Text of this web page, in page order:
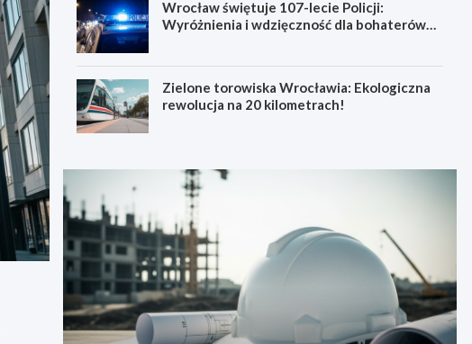
Wrocław świętuje 107-lecie Policji:
Wyróżnienia i wdzięczność dla bohaterów
Zielone torowiska Wrocławia: Ekologiczna
rewolucja na 20 kilometrach!